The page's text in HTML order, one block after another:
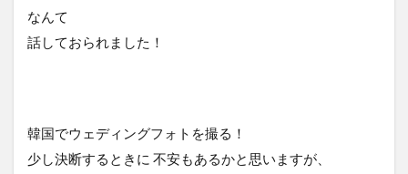
なんて
話しておられました！
韓国でウェディングフォトを撮る！
少し決断するときに 不安もあるかと思いますが、